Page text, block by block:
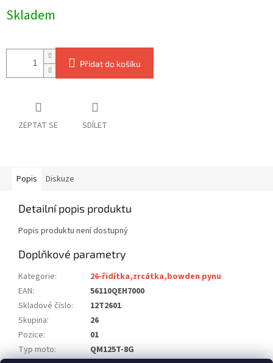
cena:
Skladem
Přidat do košíku
ZEPTAT SE SDÍLET
Popis Diskuze
Detailní popis produktu
Popis produktu není dostupný
Doplňkové parametry
Kategorie:
26-řidítka,zrcátka,bowden pynu
EAN:
56110QEH7000
Skladové číslo:
12T2601
Skupina:
26
Pozice:
01
Typ moto:
QM125T-8G